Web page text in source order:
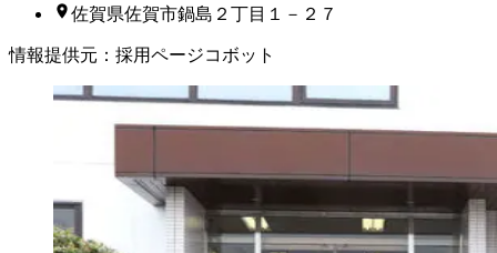
佐賀県佐賀市鍋島２丁目１－２７
情報提供元 ： 採用ページコボット